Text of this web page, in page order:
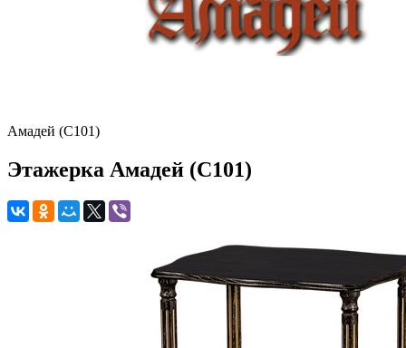
Амадей (С101)
Этажерка Амадей (С101)